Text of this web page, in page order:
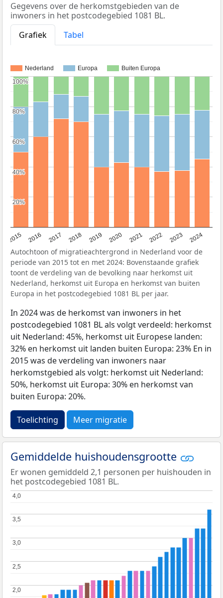
Gegevens over de herkomstgebieden van de
inwoners in het postcodegebied 1081 BL.
Grafiek
Tabel
Nederland Europa Buiten Europa
2015 2016 2017 2018 2019 2020 2021 2022 2023 2024
20%
20%
40%
40%
60%
60%
80%
80%
100%
100%
Autochtoon of migratieachtergrond in Nederland voor de
periode van 2015 tot en met 2024: Bovenstaande grafiek
toont de verdeling van de bevolking naar herkomst uit
Nederland, herkomst uit Europa en herkomst van buiten
Europa in het postcodegebied 1081 BL per jaar.
In 2024 was de herkomst van inwoners in het
postcodegebied 1081 BL als volgt verdeeld: herkomst
uit Nederland: 45%, herkomst uit Europese landen:
32% en herkomst uit landen buiten Europa: 23% En in
2015 was de verdeling van inwoners naar
herkomstgebied als volgt: herkomst uit Nederland:
50%, herkomst uit Europa: 30% en herkomst van
buiten Europa: 20%.
Toelichting Meer migratie
Gemiddelde huishoudensgrootte
Er wonen gemiddeld 2,1 personen per huishouden in
het postcodegebied 1081 BL.
2,0
2,0
2,5
2,5
3,0
3,0
3,5
3,5
4,0
4,0